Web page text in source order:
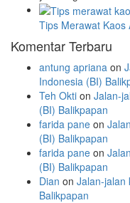
Tips Merawat Kaos
Komentar Terbaru
antung apriana on
Indonesia (BI)
Teh Okti on Jalan-
(BI) Balikpapan
farida pane on
(BI) Balikpapan
farida pane on
(BI) Balikpapan
Dian on Jalan-jalan
Balikpapan